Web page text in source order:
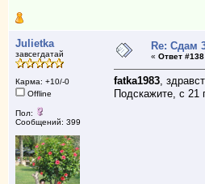
Julietka
завсегдатай
Карма: +10/-0
Offline
Пол:
Сообщений: 399
Re: Сдам
« Ответ
fatka1983,
Подскажите, с 21